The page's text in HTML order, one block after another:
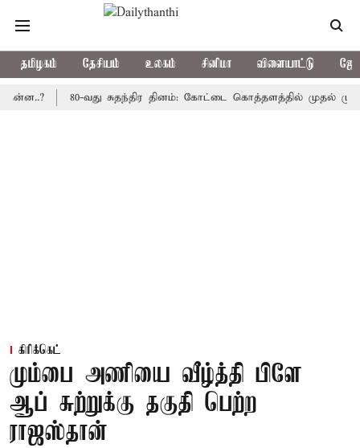
தமிழகம் தேசியம் உலகம் சினிமா விளையாட்டு
80-வது சுதந்திர தினம்: கோட்டை கொத்தளத்தில் முதல் முறையாக
கிரிக்கெட்
மும்பை அணியை வீழ்த்தி பிளே
ஆப் சுற்றுக்கு தகுதி பெற்ற
ராஜஸ்தான்